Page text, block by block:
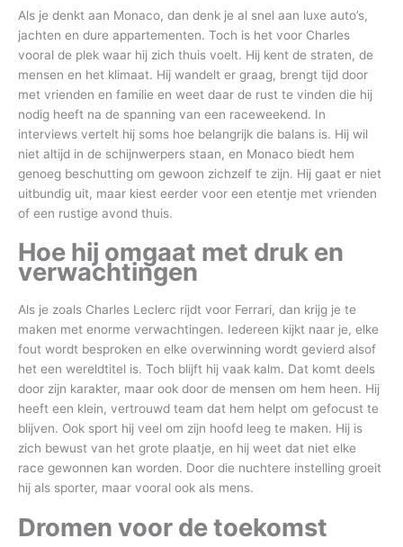
Als je denkt aan Monaco, dan denk je al snel aan luxe auto’s,
jachten en dure appartementen. Toch is het voor Charles
vooral de plek waar hij zich thuis voelt. Hij kent de straten, de
mensen en het klimaat. Hij wandelt er graag, brengt tijd door
met vrienden en familie en weet daar de rust te vinden die hij
nodig heeft na de spanning van een raceweekend. In
interviews vertelt hij soms hoe belangrijk die balans is. Hij wil
niet altijd in de schijnwerpers staan, en Monaco biedt hem
genoeg beschutting om gewoon zichzelf te zijn. Hij gaat er niet
uitbundig uit, maar kiest eerder voor een etentje met vrienden
of een rustige avond thuis.
Hoe hij omgaat met druk en
verwachtingen
Als je zoals Charles Leclerc rijdt voor Ferrari, dan krijg je te
maken met enorme verwachtingen. Iedereen kijkt naar je, elke
fout wordt besproken en elke overwinning wordt gevierd alsof
het een wereldtitel is. Toch blijft hij vaak kalm. Dat komt deels
door zijn karakter, maar ook door de mensen om hem heen. Hij
heeft een klein, vertrouwd team dat hem helpt om gefocust te
blijven. Ook sport hij veel om zijn hoofd leeg te maken. Hij is
zich bewust van het grote plaatje, en hij weet dat niet elke
race gewonnen kan worden. Door die nuchtere instelling groeit
hij als sporter, maar vooral ook als mens.
Dromen voor de toekomst